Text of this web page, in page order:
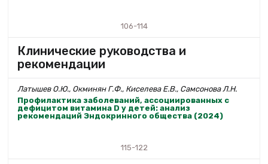
106-114
Клинические руководства и
рекомендации
Латышев О.Ю., Окминян Г.Ф., Киселева Е.В., Самсонова Л.Н.
Профилактика заболеваний, ассоциированных с
дефицитом витамина D у детей: анализ
рекомендаций Эндокринного общества (2024)
115-122